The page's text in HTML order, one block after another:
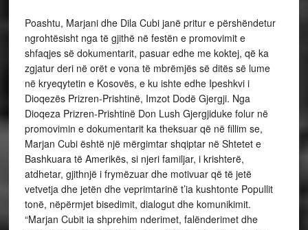
Poashtu, Marjani dhe Dila Cubi janë pritur e përshëndetur
ngrohtësisht nga të gjithë në festën e promovimit e
shfaqjes së dokumentarit, pasuar edhe me koktej, që ka
zgjatur deri në orët e vona të mbrëmjës së ditës së lume
në kryeqytetin e Kosovës, e ku ishte edhe Ipeshkvi i
Dioqezës Prizren-Prishtinë, Imzot Dodë Gjergji. Nga
Dioqeza Prizren-Prishtinë Don Lush Gjergjiduke folur në
promovimin e dokumentarit ka theksuar që në fillim se,
Marjan Cubi është një mërgimtar shqiptar në Shtetet e
Bashkuara të Amerikës, si njeri familjar, i krishterë,
atdhetar, gjithnjë i frymëzuar dhe motivuar që të jetë
vetvetja dhe jetën dhe veprimtarinë t’ia kushtonte Popullit
tonë, nëpërmjet bisedimit, dialogut dhe komunikimit.
“Marjan Cubit ia shprehim nderimet, falënderimet dhe